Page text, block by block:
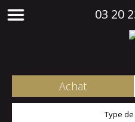
03 20
Achat
Type